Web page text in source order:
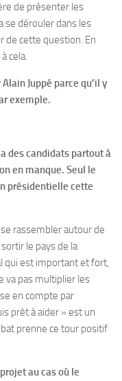
de présenter les
se dérouler dans les
de cette question. En
cela.
Juppé parce qu’il y
exemple.
des candidats partout à
en manque. Seul le
présidentielle cette
rassembler autour de
le pays de la
qui est important et fort,
va pas multiplier les
en compte par
prêt à aider » est un
prenne ce tour positif
au cas où le